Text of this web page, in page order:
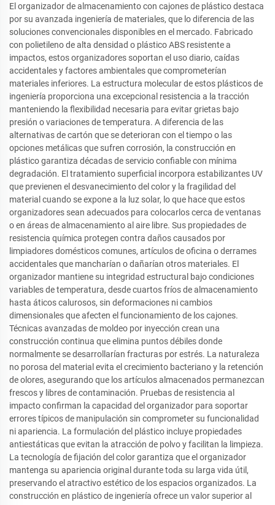
El organizador de almacenamiento con cajones de plástico destaca
por su avanzada ingeniería de materiales, que lo diferencia de las
soluciones convencionales disponibles en el mercado. Fabricado
con polietileno de alta densidad o plástico ABS resistente a
impactos, estos organizadores soportan el uso diario, caídas
accidentales y factores ambientales que comprometerían
materiales inferiores. La estructura molecular de estos plásticos de
ingeniería proporciona una excepcional resistencia a la tracción
manteniendo la flexibilidad necesaria para evitar grietas bajo
presión o variaciones de temperatura. A diferencia de las
alternativas de cartón que se deterioran con el tiempo o las
opciones metálicas que sufren corrosión, la construcción en
plástico garantiza décadas de servicio confiable con mínima
degradación. El tratamiento superficial incorpora estabilizantes UV
que previenen el desvanecimiento del color y la fragilidad del
material cuando se expone a la luz solar, lo que hace que estos
organizadores sean adecuados para colocarlos cerca de ventanas
o en áreas de almacenamiento al aire libre. Sus propiedades de
resistencia química protegen contra daños causados por
limpiadores domésticos comunes, artículos de oficina o derrames
accidentales que mancharían o dañarían otros materiales. El
organizador mantiene su integridad estructural bajo condiciones
variables de temperatura, desde cuartos fríos de almacenamiento
hasta áticos calurosos, sin deformaciones ni cambios
dimensionales que afecten el funcionamiento de los cajones.
Técnicas avanzadas de moldeo por inyección crean una
construcción continua que elimina puntos débiles donde
normalmente se desarrollarían fracturas por estrés. La naturaleza
no porosa del material evita el crecimiento bacteriano y la retención
de olores, asegurando que los artículos almacenados permanezcan
frescos y libres de contaminación. Pruebas de resistencia al
impacto confirman la capacidad del organizador para soportar
errores típicos de manipulación sin comprometer su funcionalidad
ni apariencia. La formulación del plástico incluye propiedades
antiestáticas que evitan la atracción de polvo y facilitan la limpieza.
La tecnología de fijación del color garantiza que el organizador
mantenga su apariencia original durante toda su larga vida útil,
preservando el atractivo estético de los espacios organizados. La
construcción en plástico de ingeniería ofrece un valor superior al